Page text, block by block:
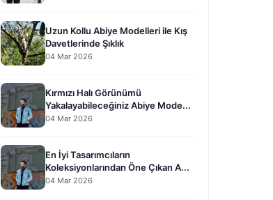
Uzun Kollu Abiye Modelleri ile Kış
Davetlerinde Şıklık
04 Mar 2026
Kırmızı Halı Görünümü
Yakalayabileceğiniz Abiye Mode...
04 Mar 2026
En İyi Tasarımcıların
Koleksiyonlarından Öne Çıkan A...
04 Mar 2026